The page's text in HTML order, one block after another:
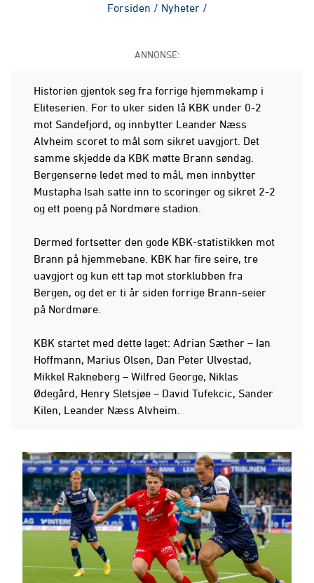
Forsiden / Nyheter /
ANNONSE:
Historien gjentok seg fra forrige hjemmekamp i
Eliteserien. For to uker siden lå KBK under 0-2
mot Sandefjord, og innbytter Leander Næss
Alvheim scoret to mål som sikret uavgjort. Det
samme skjedde da KBK møtte Brann søndag.
Bergenserne ledet med to mål, men innbytter
Mustapha Isah satte inn to scoringer og sikret 2-2
og ett poeng på Nordmøre stadion.
Dermed fortsetter den gode KBK-statistikken mot
Brann på hjemmebane. KBK har fire seire, tre
uavgjort og kun ett tap mot storklubben fra
Bergen, og det er ti år siden forrige Brann-seier
på Nordmøre.
KBK startet med dette laget: Adrian Sæther – Ian
Hoffmann, Marius Olsen, Dan Peter Ulvestad,
Mikkel Rakneberg – Wilfred George, Niklas
Ødegård, Henry Sletsjøe – David Tufekcic, Sander
Kilen, Leander Næss Alvheim.